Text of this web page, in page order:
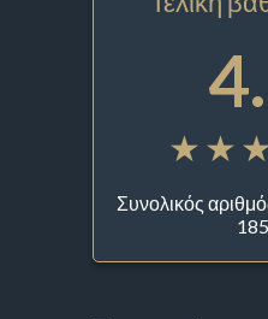
Συνολικός